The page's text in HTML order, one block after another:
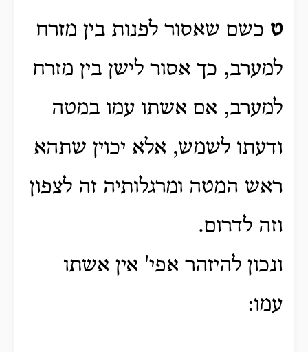
ט כשם שאסור לפנות בין מזרח
למערב, כך אסור לישן בין מזרח
למערב, אם אשתו עמו במטה
ודעתו לשמש, אלא יכוין שתהא
ראש המטה ומרגלותיה זה לצפון
וזה לדרום.
ונכון להיזהר אפי' אין אשתו
עמו: